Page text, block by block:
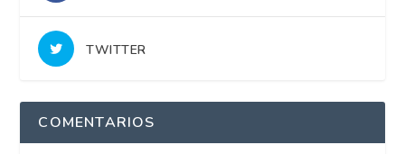
TWITTER
COMENTARIOS